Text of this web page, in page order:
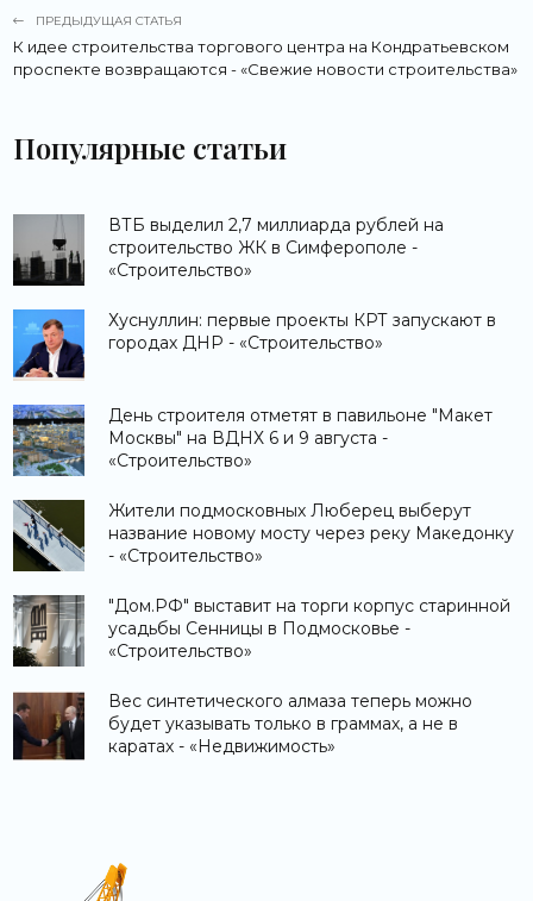
ПРЕДЫДУЩАЯ СТАТЬЯ
К идее строительства торгового центра на Кондратьевском
проспекте возвращаются - «Свежие новости строительства»
Популярные статьи
ВТБ выделил 2,7 миллиарда рублей на
строительство ЖК в Симферополе -
«Строительство»
Хуснуллин: первые проекты КРТ запускают в
городах ДНР - «Строительство»
День строителя отметят в павильоне "Макет
Москвы" на ВДНХ 6 и 9 августа -
«Строительство»
Жители подмосковных Люберец выберут
название новому мосту через реку Македонку
- «Строительство»
"Дом.РФ" выставит на торги корпус старинной
усадьбы Сенницы в Подмосковье -
«Строительство»
Вес синтетического алмаза теперь можно
будет указывать только в граммах, а не в
каратах - «Недвижимость»